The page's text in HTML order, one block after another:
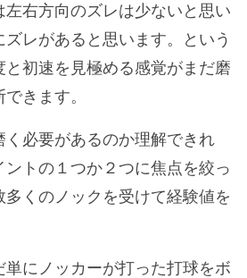
左右方向のズレは少ないと思い
ズレがあると思います。という
と初速を見極める感覚がまだ磨
きます。
く必要があるのか理解できれ
トの１つか２つに焦点を絞っ
くのノックを受けて経験値を
単にノッカーが打った打球をボ